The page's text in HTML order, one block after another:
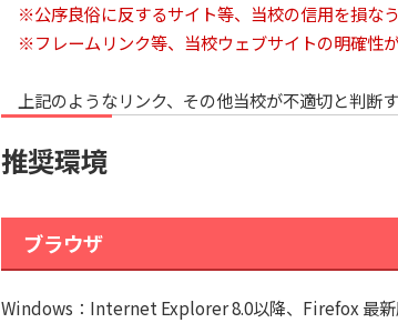
※公序良俗に反するサイト等、当校の信用を損な
※フレームリンク等、当校ウェブサイトの明確性
上記のようなリンク、その他当校が不適切と判断
推奨環境
ブラウザ
Windows：Internet Explorer 8.0以降、Firefox 最